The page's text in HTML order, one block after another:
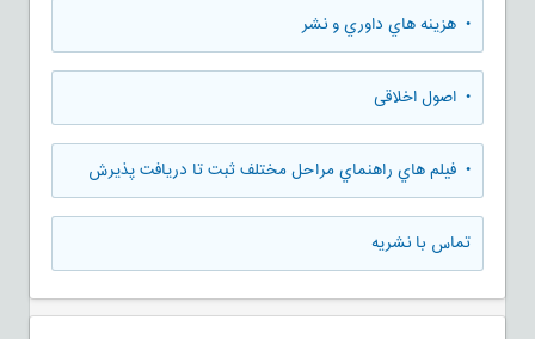
• هزينه هاي داوري و نشر
• اصول اخلاقی
• فيلم هاي راهنماي مراحل مختلف ثبت تا دريافت پذيرش
تماس با نشریه